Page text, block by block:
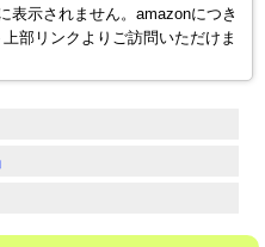
表示されません。amazonにつき
部リンクよりご訪問いただけま